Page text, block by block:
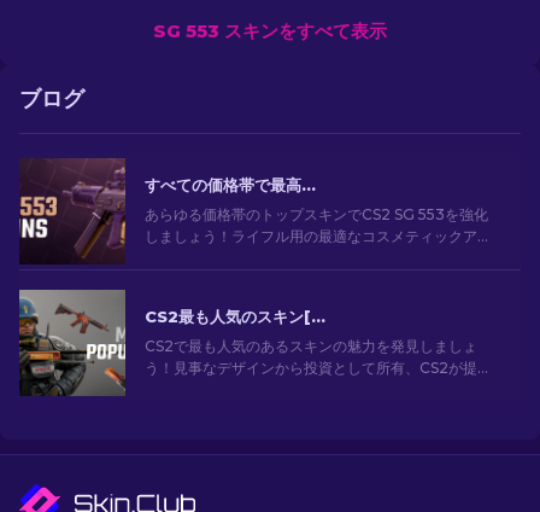
SG 553 スキンをすべて表示
ブログ
すべての価格帯で最高の CS2 SG 553 スキン [2026]
あらゆる価格帯のトップスキンでCS2 SG 553を強化
しましょう！ライフル用の最適なコスメティックアッ
CS2最も人気のスキン[2026]
CS2で最も人気のあるスキンの魅力を発見しましょ
う！見事なデザインから投資として所有、CS2が提供